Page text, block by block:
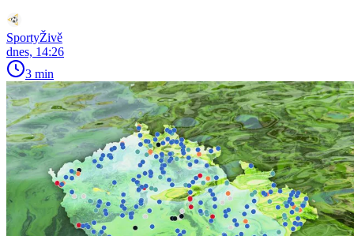
SportyŽivě
dnes, 14:26
3 min